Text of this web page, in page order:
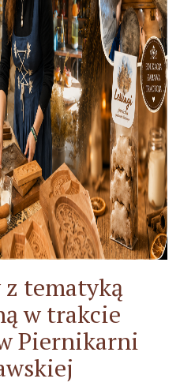
tematyką
w trakcie
Piernikarni